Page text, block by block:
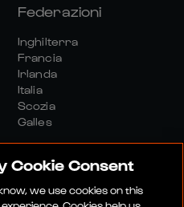
Federazioni
Inghilterra
Francia
Irlanda
Italia
Scozia
Galles
Cookie Consent
we use cookies on this